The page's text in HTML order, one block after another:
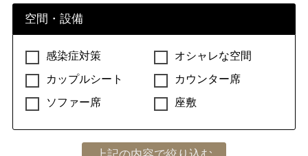
空間・設備
感染症対策
オシャレな空間
カップルシート
カウンター席
ソファー席
座敷